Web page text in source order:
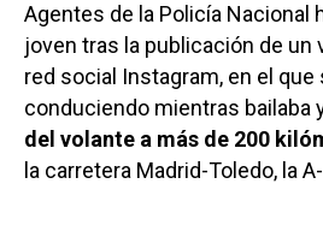
Agentes de la Policía Nacional
joven tras la publicación de un
red social Instagram, en el
conduciendo mientras bailaba
del volante a más de 200
la carretera Madrid-Toledo, la